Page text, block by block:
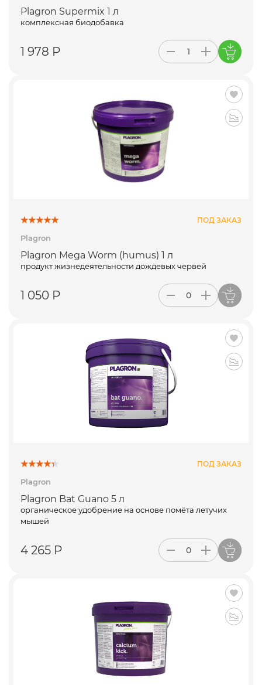
Plagron Supermix 1 л
комплексная биодобавка
1 978 Р
ПОД ЗАКАЗ
Plagron
Plagron Mega Worm (humus) 1 л
продукт жизнедеятельности дождевых червей
1 050 Р
ПОД ЗАКАЗ
Plagron
Plagron Bat Guano 5 л
органическое удобрение на основе помёта летучих
мышей
4 265 Р